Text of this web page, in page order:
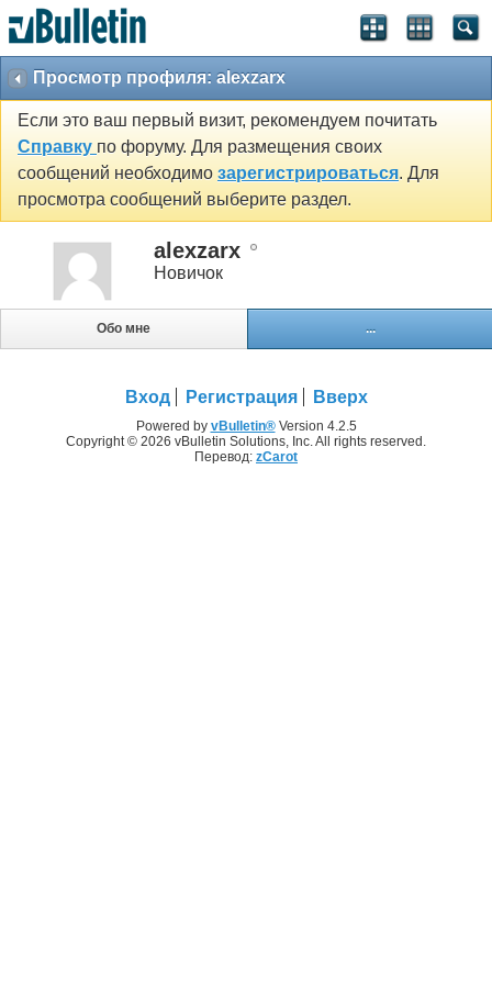
Просмотр профиля: alexzarx
Если это ваш первый визит, рекомендуем почитать
Справку по форуму. Для размещения своих
сообщений необходимо зарегистрироваться. Для
просмотра сообщений выберите раздел.
alexzarx
Новичок
Обо мне ...
Вход Регистрация Вверх
Powered by vBulletin®Version 4.2.5
Copyright © 2026 vBulletin Solutions, Inc. All rights reserved.
Перевод: zCarot